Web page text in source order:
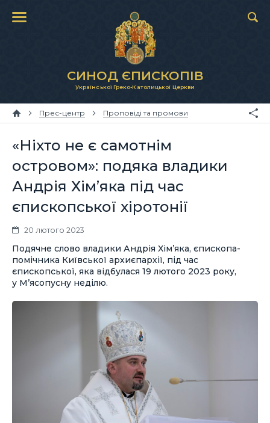
СИНОД ЄПИСКОПІВ
Української Греко-Католицької Церкви
Прес-центр Проповіді та промови
«Ніхто не є самотнім
островом»: подяка владики
Андрія Хім’яка під час
єпископської хіротонії
20 лютого 2023
Подячне слово владики Андрія Хім’яка, єпископа-
помічника Київської архиєпархії, під час
єпископської, яка відбулася 19 лютого 2023 року,
у М’ясопусну неділю.